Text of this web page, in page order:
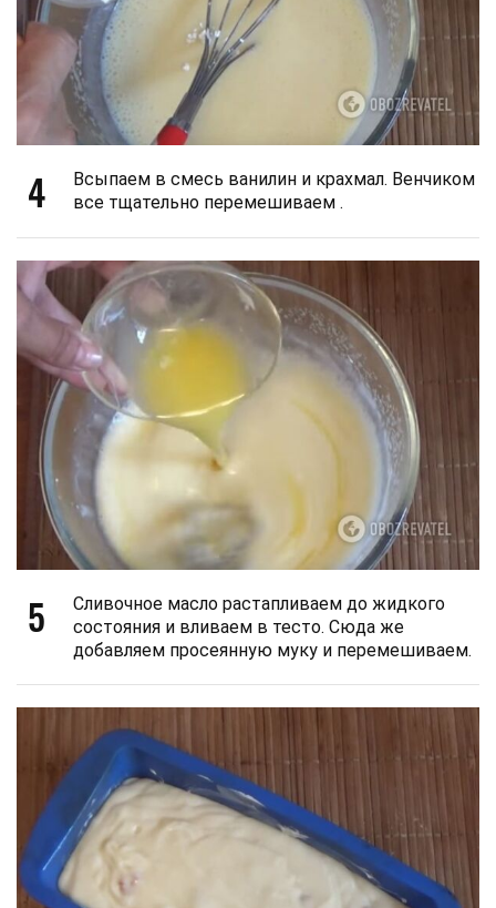
4
Всыпаем в смесь ванилин и крахмал. Венчиком
все тщательно перемешиваем .
5
Сливочное масло растапливаем до жидкого
состояния и вливаем в тесто. Сюда же
добавляем просеянную муку и перемешиваем.